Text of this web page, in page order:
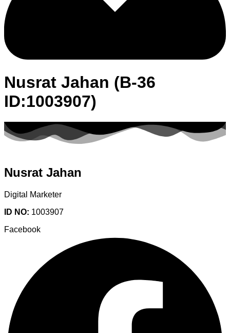
Nusrat Jahan (B-36
ID:1003907)
Nusrat Jahan
Digital Marketer
ID NO: 1003907
Facebook